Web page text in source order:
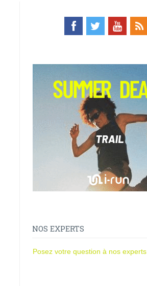
NOS EXPERTS
Posez votre question à nos experts